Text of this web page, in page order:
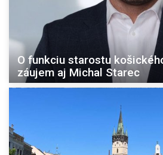
O funkciu starostu
záujem aj Michal Starec